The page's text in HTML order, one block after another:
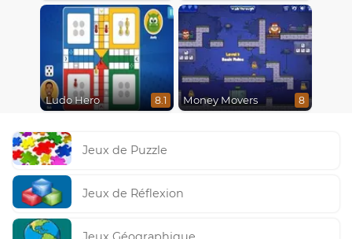
Ludo Hero 8.1 Money Movers 8
Jeux de Puzzle
Jeux de Réflexion